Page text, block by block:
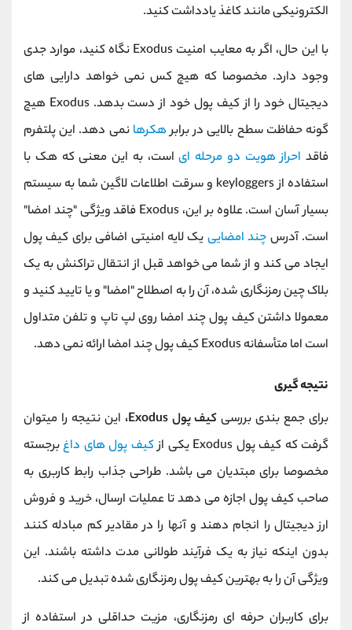
الکترونیکی مانند کاغذ یادداشت کنید.
با این حال، اگر به معایب امنیت Exodus نگاه کنید، موارد جدی
وجود دارد. مخصوصا که هیچ کس نمی خواهد دارایی های
دیجیتال خود را از کیف پول خود از دست بدهد. Exodus هیچ
گونه حفاظت سطح بالایی در برابرهکرها نمی دهد. این پلتفرم
فاقد احراز هویت دو مرحله ایاست، به این معنی که هک با
استفاده از keyloggers و سرقت اطلاعات لاگین شما به سیستم
بسیار آسان است. علاوه بر این، Exodus فاقد ویژگی "چند امضا"
است. آدرس چند امضایی یک لایه امنیتی اضافی برای کیف پول
ایجاد می کند و از شما می خواهد قبل از انتقال تراکنش به یک
بلاک چین رمزنگاری شده، آن را به اصطلاح "امضا" و یا تایید کنید و
معمولا داشتن کیف پول چند امضا روی لپ تاپ و تلفن متداول
است اما متأسفانه Exodus کیف پول چند امضا ارائه نمی دهد.
نتیجه گیری
برای جمع بندی بررسیکیف پول Exodus،
این نتیجه را میتوان
گرفت که کیف پول Exodus یکی از
کیف پول های داغبرجسته
مخصوصا برای مبتدیان می باشد. طراحی جذاب رابط کاربری به
صاحب کیف پول اجازه می دهد تا عملیات ارسال، خرید و فروش
ارز دیجیتال را انجام دهند و آنها را در مقادیر کم مبادله کنند
بدون اینکه نیاز به یک فرآیند طولانی مدت داشته باشند. این
ویژگی آن را به بهترین کیف پول رمزنگاری شده تبدیل می کند.
برای کاربران حرفه ای رمزنگاری، مزیت حداقلی در استفاده از